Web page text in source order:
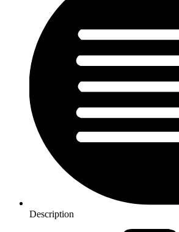
Description